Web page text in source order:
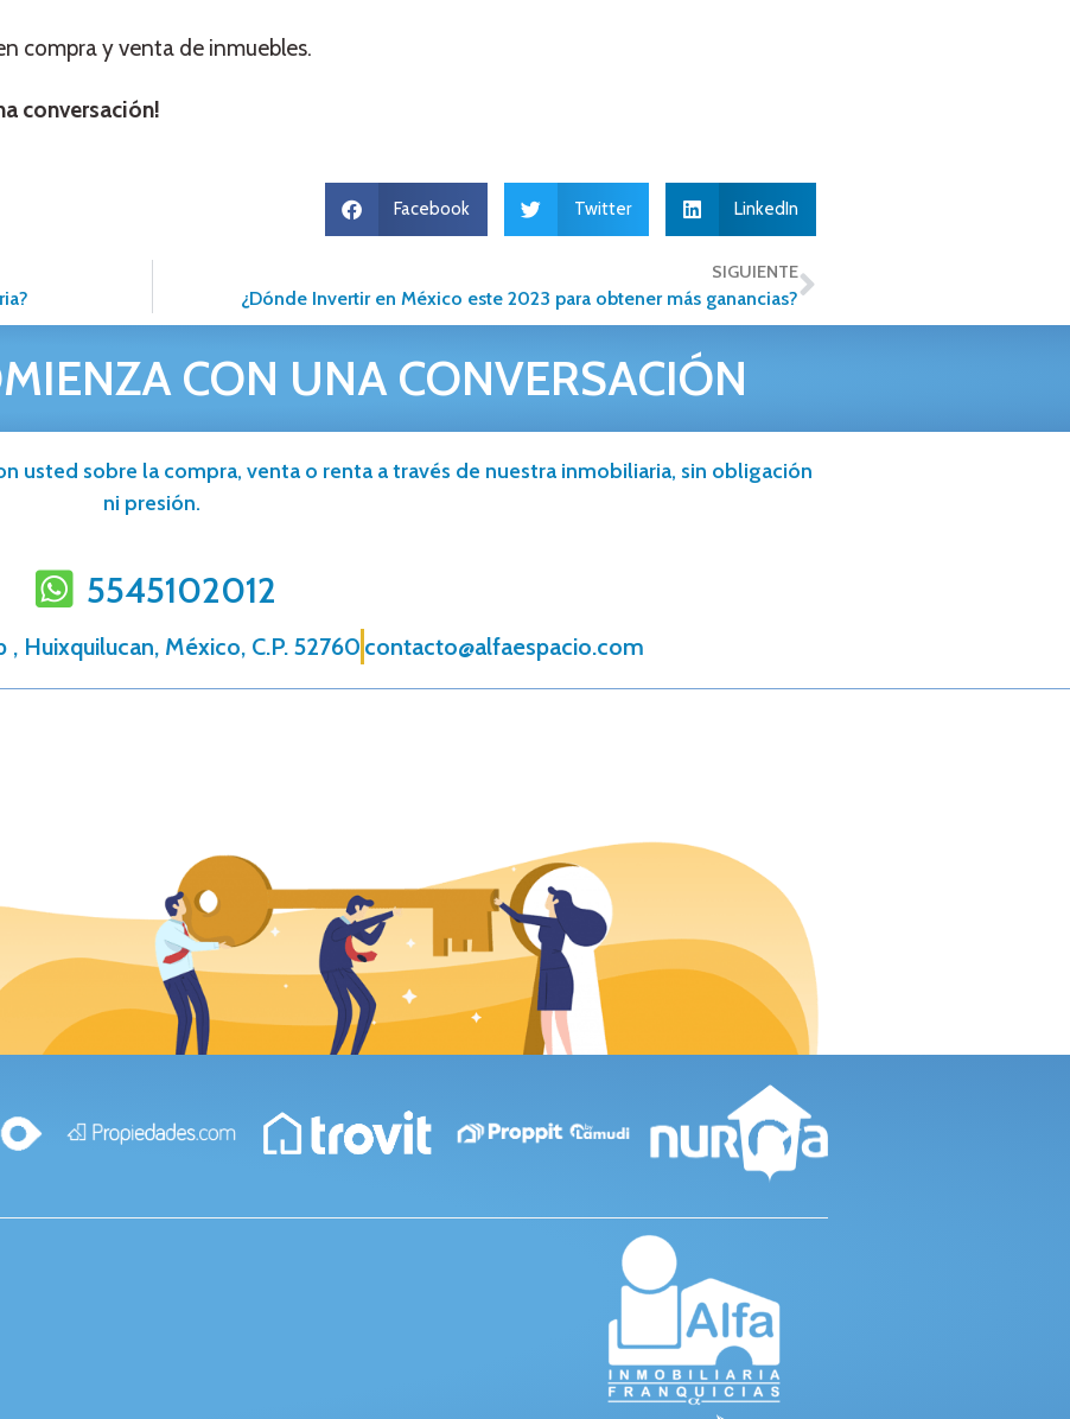
compra y venta de inmuebles.
conversación!
Facebook Twitter LinkedIn
SIGUIENTE
¿Dónde Invertir en México este 2023 para obtener más ganancias?
CON UNA CONVERSACIÓN
usted sobre la compra, venta o renta a través de nuestra inmobiliaria, sin obligación
ni presión.
5545102012
, Huixquilucan, México, C.P. 52760 contacto@alfaespacio.com